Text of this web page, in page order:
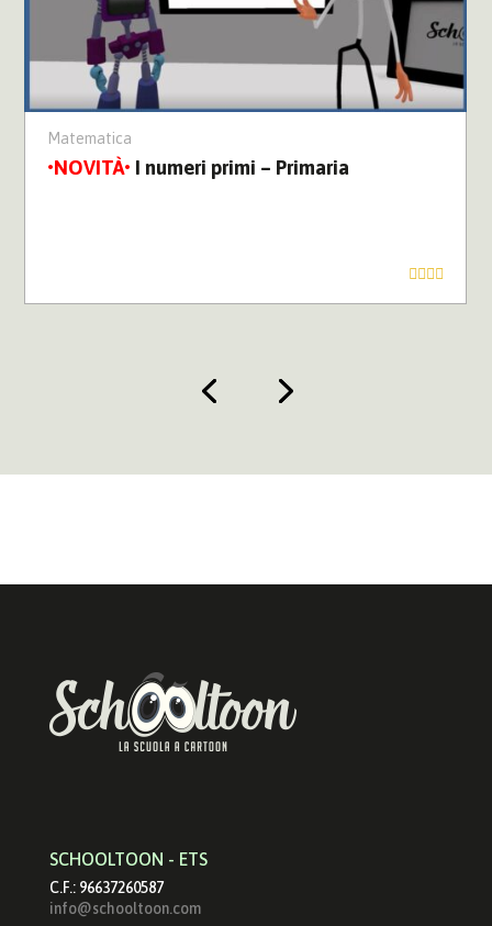
I numeri primi – Primaria
Matematica
SCHOOLTOON - ETS
C.F.: 96637260587
info@schooltoon.com